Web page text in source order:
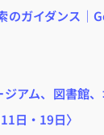
のガイダンス｜
アム、図書館
日・19日〉